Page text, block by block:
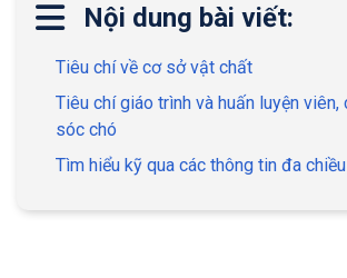
Nội dung bài viết:
Tiêu chí về cơ sở vật chất
Tiêu chí giáo trình và huấn luyện viên,
sóc chó
Tìm hiểu kỹ qua các thông tin đa chiều